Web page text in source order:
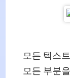
모든 텍스
모든 부분